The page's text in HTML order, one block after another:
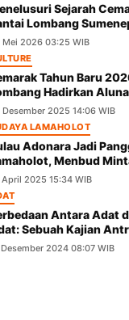
Sejarah
Lombang
dari Ekspedisi
Mei 2026 03:25 WIB
Tahun Baru
Hadirkan
Pangeran Girpapas
Desember 2025 14:06 WIB
LAMAHOLOT
Adonara Jadi
Menbud
April 2025 15:34 WIB
Antara Adat
Sebuah Kajian
Desember 2024 08:07 WIB